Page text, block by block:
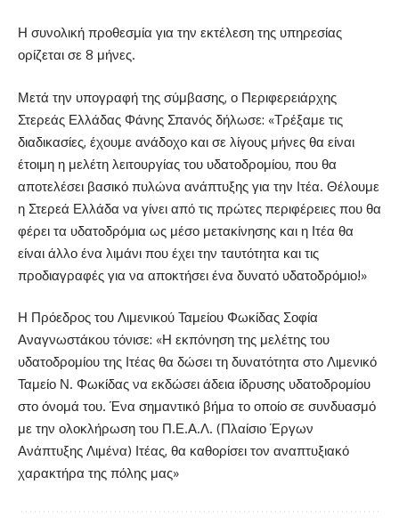
Η συνολική προθεσμία για την εκτέλεση της υπηρεσίας
ορίζεται σε 8 μήνες.
Μετά την υπογραφή της σύμβασης, ο Περιφερειάρχης
Στερεάς Ελλάδας Φάνης Σπανός δήλωσε: «Τρέξαμε τις
διαδικασίες, έχουμε ανάδοχο και σε λίγους μήνες θα είναι
έτοιμη η μελέτη λειτουργίας του υδατοδρομίου, που θα
αποτελέσει βασικό πυλώνα ανάπτυξης για την Ιτέα. Θέλουμε
η Στερεά Ελλάδα να γίνει από τις πρώτες περιφέρειες που θα
φέρει τα υδατοδρόμια ως μέσο μετακίνησης και η Ιτέα θα
είναι άλλο ένα λιμάνι που έχει την ταυτότητα και τις
προδιαγραφές για να αποκτήσει ένα δυνατό υδατοδρόμιο!»
Η Πρόεδρος του Λιμενικού Ταμείου Φωκίδας Σοφία
Αναγνωστάκου τόνισε: «Η εκπόνηση της μελέτης του
υδατοδρομίου της Ιτέας θα δώσει τη δυνατότητα στο Λιμενικό
Ταμείο Ν. Φωκίδας να εκδώσει άδεια ίδρυσης υδατοδρομίου
στο όνομά του. Ένα σημαντικό βήμα το οποίο σε συνδυασμό
με την ολοκλήρωση του Π.Ε.Α.Λ. (Πλαίσιο Έργων
Ανάπτυξης Λιμένα) Ιτέας, θα καθορίσει τον αναπτυξιακό
χαρακτήρα της πόλης μας»